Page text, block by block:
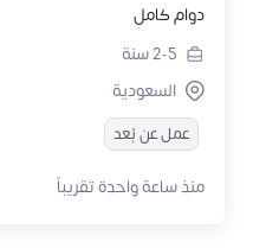
دوام كامل
2-5سنة
السعودية
عمل عن بُعد
منذ ساعة واحدة تقريباً